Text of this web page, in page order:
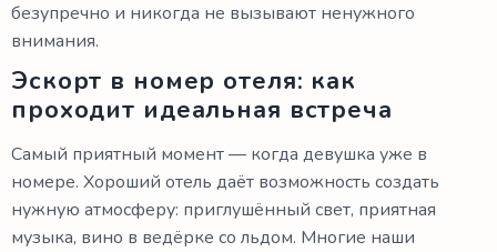
безупречно и никогда не вызывают ненужного
внимания.
Эскорт в номер отеля: как
проходит идеальная встреча
Самый приятный момент — когда девушка уже в
номере. Хороший отель даёт возможность создать
нужную атмосферу: приглушённый свет, приятная
музыка, вино в ведёрке со льдом. Многие наши